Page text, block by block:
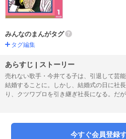
みんなのまんがタグ
タグ編集
あらすじ | ストーリー
売れない歌手・今井てる子は、引退して芸
結婚することに。しかし、結婚式の日に社
り、クツワプロを引き継ぎ社長になる。だ
辞めてしまい、てる子は途方にくれる。そ
が…!?
今すぐ会員登録